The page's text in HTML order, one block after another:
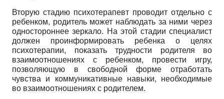
Вторую стадию психотерапевт проводит отдельно с
ребенком, родитель может наблюдать за ними через
одностороннее зеркало. На этой стадии специалист
должен проинформировать ребенка о целях
психотерапии, показать трудности родителя во
взаимоотношениях с ребенком, провести игру,
позволяющую в свободной форме отработать
чувства и коммуникативные навыки, необходимые
во взаимоотношениях с родителем.